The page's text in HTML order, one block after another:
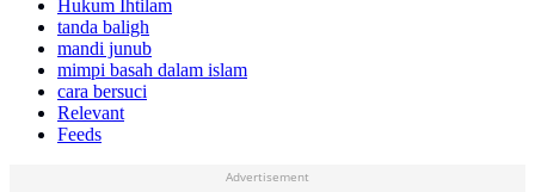
Hukum Ihtilam
tanda baligh
mandi junub
mimpi basah dalam islam
cara bersuci
Relevant
Feeds
Advertisement